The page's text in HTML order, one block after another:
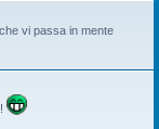
vi passa in mente